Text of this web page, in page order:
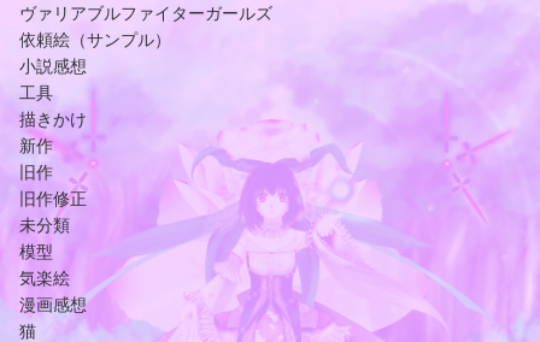
ヴァリアブルファイターガールズ
依頼絵（サンプル）
小説感想
工具
描きかけ
新作
旧作
旧作修正
未分類
模型
気楽絵
漫画感想
猫